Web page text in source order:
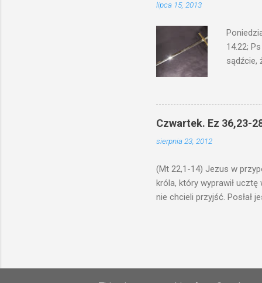
lipca 15, 2013
14.22;
sądźcie,
syna lub
jest
je. Kto
Czwartek. Ez 36,23-
sierpnia 23, 2012
(Mt 22,1-14) Jezus w
króla, który wyprawił ucztę
nie chcieli przyjść. Posłał
swoje pole, drugi do
których spotkacie. Słudzy